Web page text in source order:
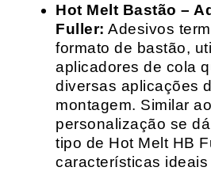
Hot Melt Bastão –
Fuller: Adesivos
formato de bastão,
aplicadores de cola
diversas aplicações
montagem. Similar
personalização se
tipo de Hot Melt HB
características